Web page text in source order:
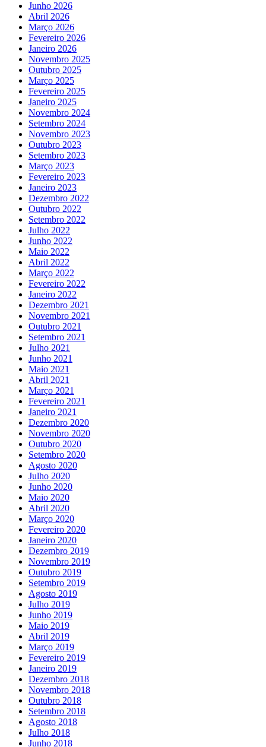
Junho 2026
Abril 2026
Março 2026
Fevereiro 2026
Janeiro 2026
Novembro 2025
Outubro 2025
Março 2025
Fevereiro 2025
Janeiro 2025
Novembro 2024
Setembro 2024
Novembro 2023
Outubro 2023
Setembro 2023
Março 2023
Fevereiro 2023
Janeiro 2023
Dezembro 2022
Outubro 2022
Setembro 2022
Julho 2022
Junho 2022
Maio 2022
Abril 2022
Março 2022
Fevereiro 2022
Janeiro 2022
Dezembro 2021
Novembro 2021
Outubro 2021
Setembro 2021
Julho 2021
Junho 2021
Maio 2021
Abril 2021
Março 2021
Fevereiro 2021
Janeiro 2021
Dezembro 2020
Novembro 2020
Outubro 2020
Setembro 2020
Agosto 2020
Julho 2020
Junho 2020
Maio 2020
Abril 2020
Março 2020
Fevereiro 2020
Janeiro 2020
Dezembro 2019
Novembro 2019
Outubro 2019
Setembro 2019
Agosto 2019
Julho 2019
Junho 2019
Maio 2019
Abril 2019
Março 2019
Fevereiro 2019
Janeiro 2019
Dezembro 2018
Novembro 2018
Outubro 2018
Setembro 2018
Agosto 2018
Julho 2018
Junho 2018